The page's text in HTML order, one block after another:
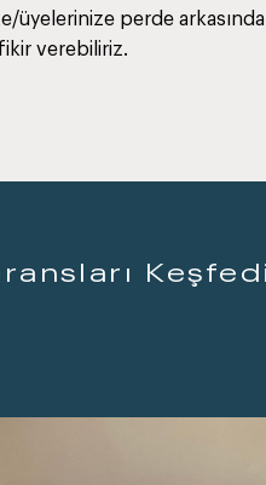
üyelerinize perde
verebiliriz.